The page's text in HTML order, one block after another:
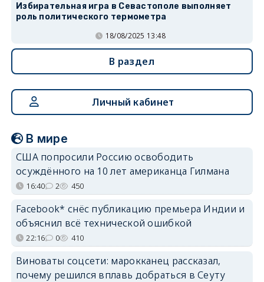
Избирательная игра в Севастополе выполняет
роль политического термометра
18/08/2025 13:48
В раздел
Личный кабинет
В мире
США попросили Россию освободить
осуждённого на 10 лет американца Гилмана
16:40 2 450
Facebook* снёс публикацию премьера Индии и
объяснил всё технической ошибкой
22:16 0 410
Виноваты соцсети: марокканец рассказал,
почему решился вплавь добраться в Сеуту